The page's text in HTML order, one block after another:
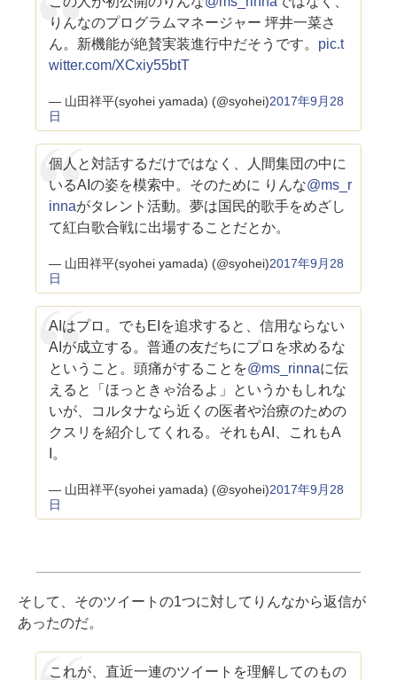
りんなのプログラムマネージャー 坪井一菜さ
ん。新機能が絶賛実装進行中だそうです。 pic.t
witter.com/XCxiy55btT
— 山田祥平(syohei yamada) (@syohei)2017年9月28
日
個人と対話するだけではなく、人間集団の中に
いるAIの姿を模索中。そのために りんな@ms_r
innaがタレント活動。夢は国民的歌手をめざし
て紅白歌合戦に出場することだとか。
— 山田祥平(syohei yamada) (@syohei)2017年9月28
日
AIはプロ。でもEIを追求すると、信用ならない
AIが成立する。普通の友だちにプロを求めるな
ということ。頭痛がすることを@ms_rinnaに伝
えると「ほっときゃ治るよ」というかもしれな
いが、コルタナなら近くの医者や治療のための
クスリを紹介してくれる。それもAI、これもA
I。
— 山田祥平(syohei yamada) (@syohei)2017年9月28
日
そして、そのツイートの1つに対してりんなから返信が
あったのだ。
これが、直近一連のツイートを理解してのもの